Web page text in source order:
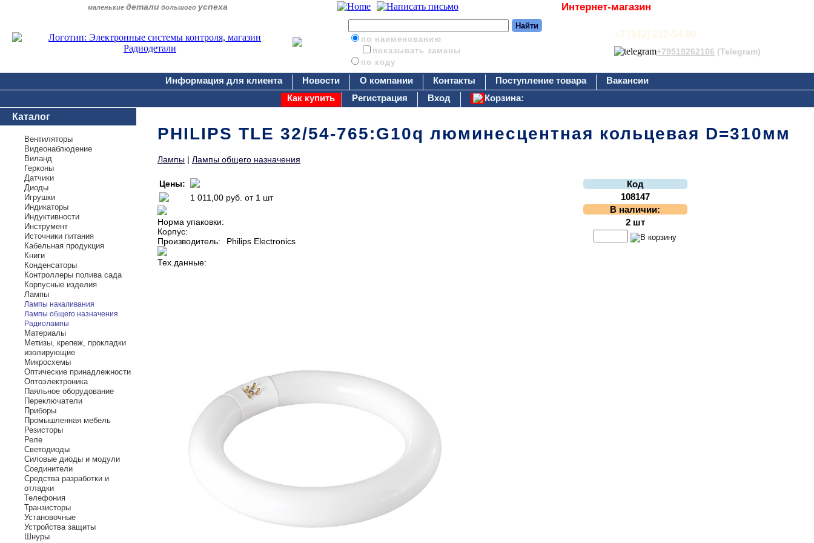
маленькие детали большого успеха Интернет-магазин
по наименованию
показывать замены
по коду
+7 (342) 212-54-00
+79519262106 (Telegram)
Информация для клиента Новости О компании Контакты Поступление товара
Вакансии
Как купить
Регистрация Вход
Корзина:
Каталог
Вентиляторы
Видеонаблюдение
Виланд
Герконы
Датчики
Диоды
Игрушки
Индикаторы
Индуктивности
Инструмент
Источники питания
Кабельная продукция
Книги
Конденсаторы
Контроллеры полива сада
Корпусные изделия
Лампы
Лампы накаливания
Лампы общего назначения
Радиолампы
Материалы
Метизы, крепеж, прокладки
изолирующие
Микросхемы
Оптические принадлежности
Оптоэлектроника
Паяльное оборудование
Переключатели
Приборы
Промышленная мебель
Резисторы
Реле
Светодиоды
Силовые диоды и модули
Соединители
Средства разработки и
отладки
Телефония
Транзисторы
Установочные
Устройства защиты
Шнуры
PHILIPS TLE 32/54-765:G10q люминесцентная кольцевая D=310мм
Лампы | Лампы общего назначения
Цены:
1 011,00 руб. от 1 шт
Норма упаковки:
Корпус:
Производитель:
Philips Electronics
Тех.данные:
Код
108147
В наличии:
2 шт